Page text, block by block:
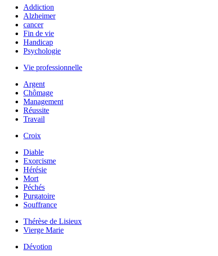
Addiction
Alzheimer
cancer
Fin de vie
Handicap
Psychologie
Vie professionnelle
Argent
Chômage
Management
Réussite
Travail
Croix
Diable
Exorcisme
Hérésie
Mort
Péchés
Purgatoire
Souffrance
Thérèse de Lisieux
Vierge Marie
Dévotion